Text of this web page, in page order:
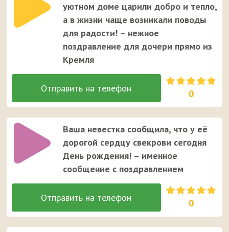
уютном доме царили добро и тепло,
а в жизни чаще возникали поводы
для радости! – нежное
поздравление для дочери прямо из
Кремля
0
Ваша невестка сообщила, что у её
дорогой сердцу свекрови сегодня
День рождения! – именное
сообщение с поздравлением
0